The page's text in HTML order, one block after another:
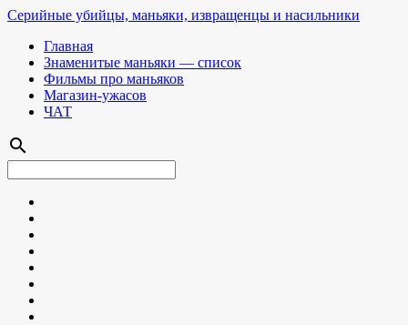
Серийные убийцы, маньяки, извращенцы и насильники
Главная
Знаменитые маньяки — список
Фильмы про маньяков
Магазин-ужасов
ЧАТ
search